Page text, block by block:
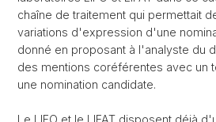
chaîne de traitement qui permettait
variations d'expression d'une
donné en proposant à l'analyste du
des mentions coréférentes avec un
une nomination candidate.
Le LIFO et le LIFAT disposent déjà